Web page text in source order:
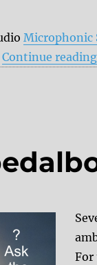
Microphonic
Continue reading
For